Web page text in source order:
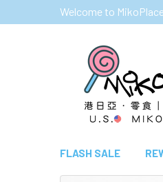
Welcome to
FLASH SALE